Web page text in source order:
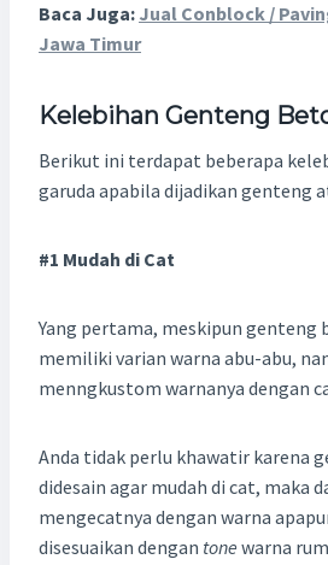
Baca Juga: Jual Conblock /
Jawa Timur
Kelebihan Genteng
Berikut ini terdapat beberapa
garuda apabila dijadikan genteng
#1 Mudah di Cat
Yang pertama, meskipun genteng
memiliki varian warna abu-abu,
menngkustom warnanya dengan
Anda tidak perlu khawatir karena
didesain agar mudah di cat, maka
mengecatnya dengan warna
disesuaikan dengan tone warna